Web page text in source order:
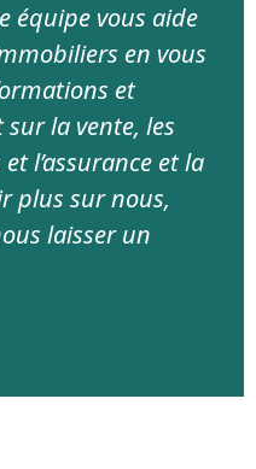
équipe vous aide
en vous
et
sur la vente, les
l’assurance et la
plus sur nous,
laisser un